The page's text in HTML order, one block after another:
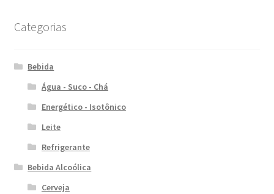
Categorias
Bebida
Água - Suco - Chá
Energético - Isotônico
Leite
Refrigerante
Bebida Alcoólica
Cerveja